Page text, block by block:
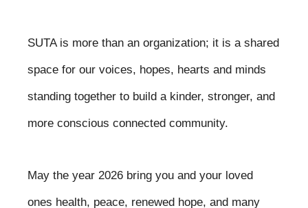
SUTA is more than an organization; it is a shared
space for our voices, hopes, hearts and minds
standing together to build a kinder, stronger, and
more conscious connected community.
May the year 2026 bring you and your loved
ones health, peace, renewed hope, and many